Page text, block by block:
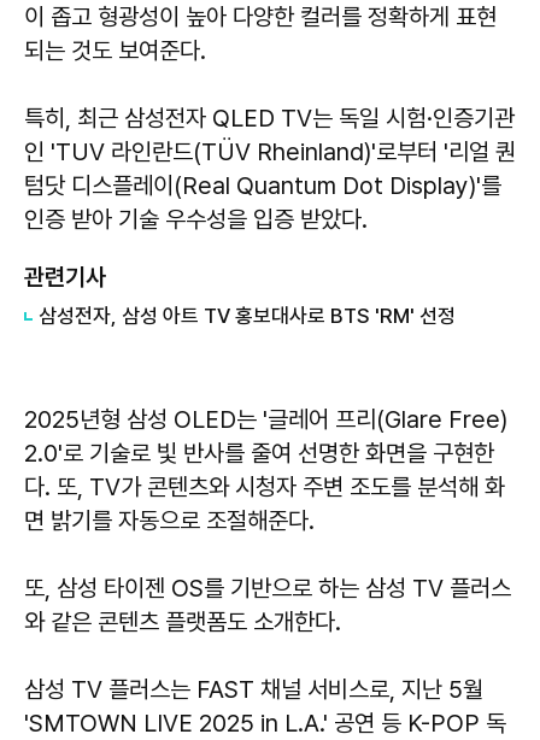
이 좁고 형광성이 높아 다양한 컬러를 정확하게 표현
되는 것도 보여준다.
특히, 최근 삼성전자 QLED TV는 독일 시험·인증기관
인 'TUV 라인란드(TÜV Rheinland)'로부터 '리얼 퀀
텀닷 디스플레이(Real Quantum Dot Display)'를
인증 받아 기술 우수성을 입증 받았다.
관련기사
삼성전자, 삼성 아트 TV 홍보대사로 BTS 'RM' 선정
2025년형 삼성 OLED는 '글레어 프리(Glare Free)
2.0'로 기술로 빛 반사를 줄여 선명한 화면을 구현한
다. 또, TV가 콘텐츠와 시청자 주변 조도를 분석해 화
면 밝기를 자동으로 조절해준다.
또, 삼성 타이젠 OS를 기반으로 하는 삼성 TV 플러스
와 같은 콘텐츠 플랫폼도 소개한다.
삼성 TV 플러스는 FAST 채널 서비스로, 지난 5월
'SMTOWN LIVE 2025 in L.A.' 공연 등 K-POP 독